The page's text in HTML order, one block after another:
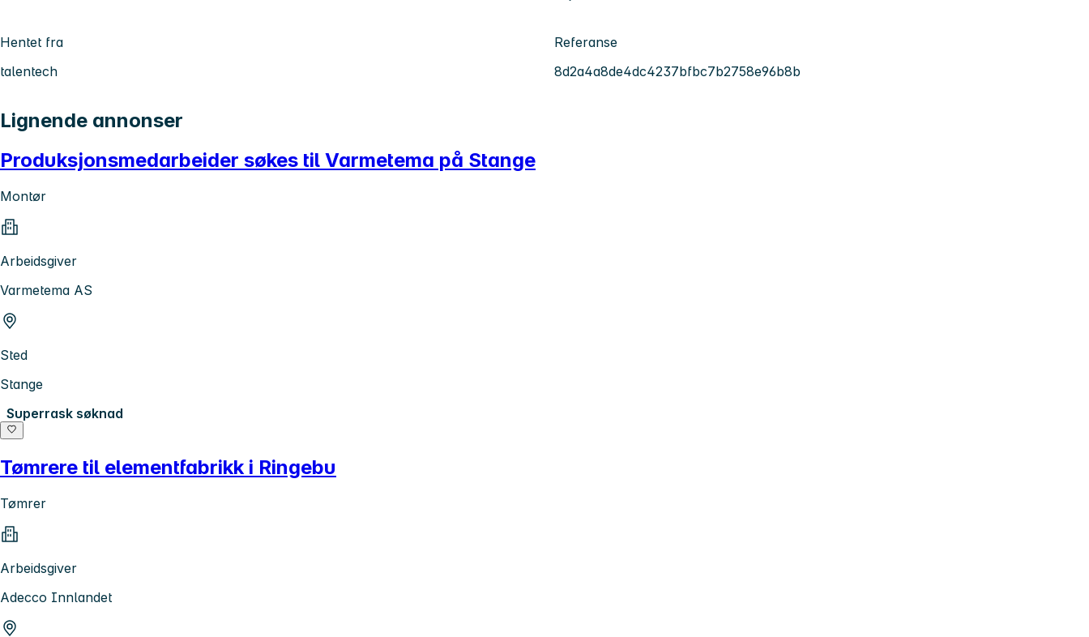
Hentet fra
talentech
Referanse
8d2a4a8de4dc4237bfbc7b2758e96b8b
Lignende annonser
Produksjonsmedarbeider søkes til Varmetema på Stange
Montør
Arbeidsgiver
Varmetema AS
Sted
Stange
Superrask søknad
Tømrere til elementfabrikk i Ringebu
Tømrer
Arbeidsgiver
Adecco Innlandet